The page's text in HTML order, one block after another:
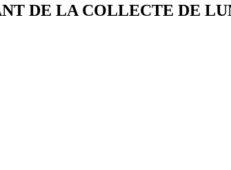
DE LA COLLECTE DE